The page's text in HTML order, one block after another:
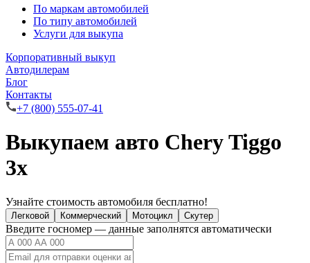
По маркам автомобилей
По типу автомобилей
Услуги для выкупа
Корпоративный выкуп
Автодилерам
Блог
Контакты
+7 (800) 555-07-41
Выкупаем авто Chery Tiggo
3x
Узнайте стоимость автомобиля бесплатно!
Легковой Коммерческий Мотоцикл Скутер
Введите госномер — данные заполнятся автоматически